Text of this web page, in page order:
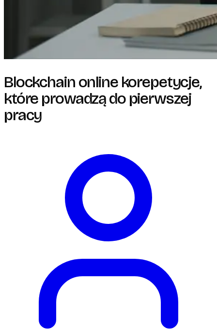
Blockchain online korepetycje,
które prowadzą do pierwszej
pracy